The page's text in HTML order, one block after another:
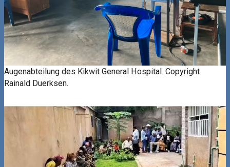
Augenabteilung des Kikwit General Hospital. Copyright
Rainald Duerksen.